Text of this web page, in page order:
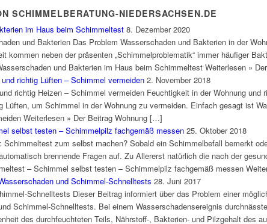
SCHIMMELBERATUNG-NIEDERSACHSEN.DE
im Haus beim Schimmeltest 8. Dezember 2020
und Bakterien Das Problem Wasserschaden und Bakterien in der
kommen neben der präsenten „Schimmelproblematik“ immer häufiger
und Bakterien im Haus beim Schimmeltest Weiterlesen »
richtig Lüften – Schimmel vermeiden 2. November 2018
richtig Heizen – Schimmel vermeiden Feuchtigkeit in der Wohnung
Lüften, um Schimmel in der Wohnung zu vermeiden. Einfach gesagt ist
Weiterlesen » Der Beitrag Wohnung […]
selbst testen – Schimmelpilz fachgemäß messen 25. Oktober 2018
Schimmeltest zum selbst machen? Sobald ein Schimmelbefall bemerkt
brennende Fragen auf. Zu Allererst natürlich die nach der
– Schimmel selbst testen – Schimmelpilz fachgemäß messen
und Schimmel-Schnelltests 28. Juni 2017
Schnelltests Dieser Beitrag informiert über das Problem einer
Schimmel-Schnelltests. Bei einem Wasserschadensereignis
des durchfeuchteten Teils, Nährstoff-, Bakterien- und Pilzgehalt des